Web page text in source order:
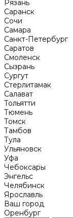
Рязань
Саранск
Сочи
Самара
Санкт-Петербург
Саратов
Смоленск
Сызрань
Сургут
Стерлитамак
Салават
Тольятти
Тюмень
Томск
Тамбов
Тула
Ульяновск
Уфа
Чебоксары
Энгельс
Челябинск
Ярославль
Ваш город
Оренбург